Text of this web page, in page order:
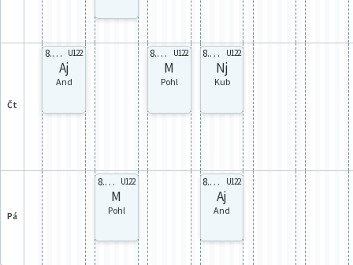
čt
8.A celá U122
Aj
And
8.A celá U122
M
Pohl
8.A celá U122
Nj
Kub
pá
8.A celá U122
M
Pohl
8.A celá U122
Aj
And